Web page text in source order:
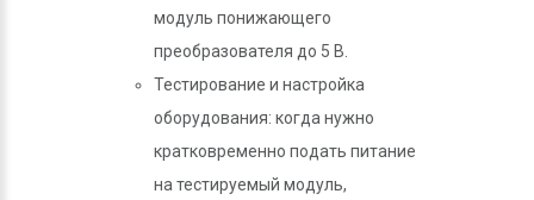
модуль понижающего
преобразователя до 5 В.
Тестирование и настройка
оборудования: когда нужно
кратковременно подать питание
на тестируемый модуль,